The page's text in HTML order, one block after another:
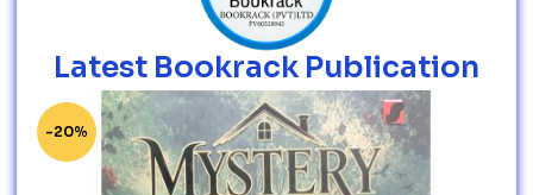
Latest Bookrack Publication
-20%